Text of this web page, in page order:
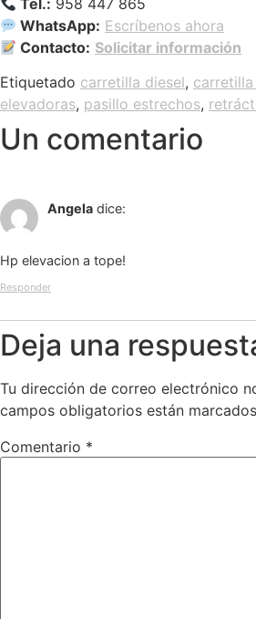
Tel.: 958 447 865
WhatsApp: Escríbenos ahora
Contacto: Solicitar información
Etiquetado carretilla diesel,
elevadoras, pasillo estrechos,
Un comentario
Angela dice:
Hp elevacion a tope!
Responder
Deja una
Tu dirección de correo electrónico
campos obligatorios están
Comentario *